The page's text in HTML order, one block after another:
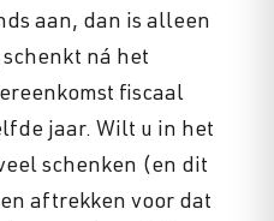
aan, dan is alleen
ná het
fiscaal
jaar. Wilt u in het
schenken (en dit
aftrekken voor dat